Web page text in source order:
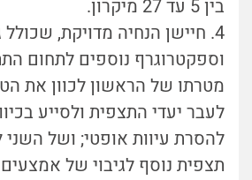
בין 5 עד 27 מיקרון.
4. חיישן הנחיה מדויקת,
וספקטרוגרף נוספים לתחום
מטרתו של הראשון לכוון את
לעבר יעדי התצפית ולסייע
להסרת עיוות אופטי; ושל השני
תצפית נוסף לגיבוי של אמצעים 1 ו – 2.